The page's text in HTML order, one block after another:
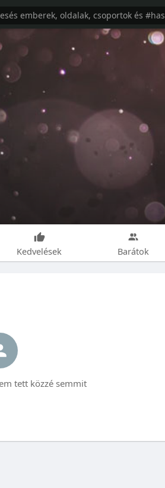
Kedvelések Barátok
tett közzé semmit